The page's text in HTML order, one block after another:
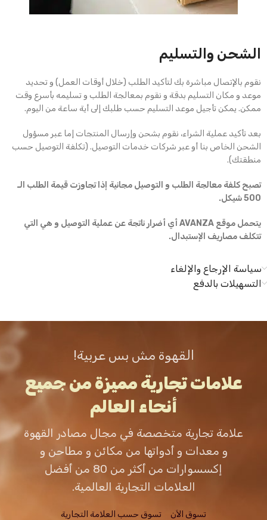
الشحن والتسليم
نقوم بالإتصال مباشرة بك لتأكيد الطلب (خلال أوقات العمل) و تحديد
موعد و مكان التسليم بدقة و نقوم بمعالجة الطلب و تسليمه بأسرع وقت
ممكن. يمكن تأجيل موعد التسليم حسب طلبك إلى أية ساعة من اليوم.
بعد تأكيد عملية الشراء، نقوم بشحن وإرسال المنتجات إما عبر مسؤول
الشحن الخاص بنا أو عبر شركات خدمات التوصيل. (تكلفة التوصيل حسب
منطقتك).
تصبح كلفة معالجة الطلب و التوصيل مجانية إذا تجاوزت قيمة الطلب الـ
500 شيكل.
يتحمل موقع AVANZA أي أضرار ناتجة عن عملية التوصيل و هي التي
تتكلف مصاريف الإستبدال.
سياسة الإرجاع والإلغاء
التسهيلات بالدفع
القهوة مش بس عربية!
علامات تجارية مميزة من جميع
أنحاء العالم
علامة تجارية متخصصة في مجال مصادر القهوة
و معدات و أدواتها من مكائن و مطاحن و
إكسسوارات من أكثر من 80 من أفضل
العلامات التجارية العالمية.
تسوق الاَن تسوق حسب العلامة التجارية